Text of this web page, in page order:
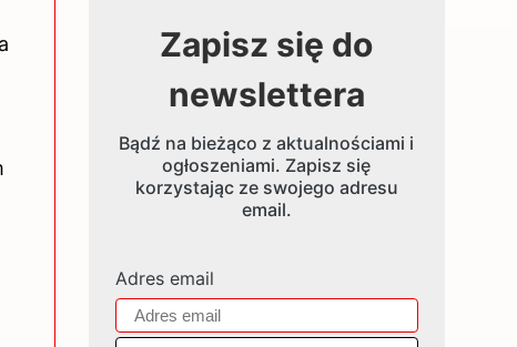
Zapisz się do
newslettera
Bądź na bieżąco z aktualnościami i
ogłoszeniami. Zapisz się
korzystając ze swojego adresu
email.
Adres email